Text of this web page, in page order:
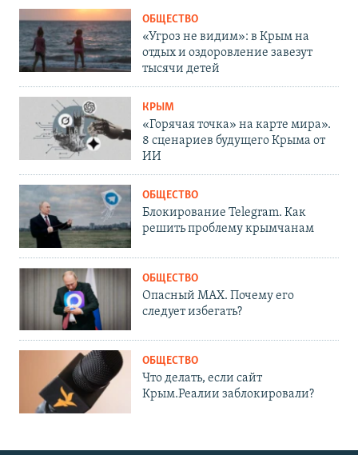
ОБЩЕСТВО
«Угроз не видим»: в Крым на
отдых и оздоровление завезут
тысячи детей
КРЫМ
«Горячая точка» на карте мира».
8 сценариев будущего Крыма от
ИИ
ОБЩЕСТВО
Блокирование Telegram. Как
решить проблему крымчанам
ОБЩЕСТВО
Опасный MAX. Почему его
следует избегать?
ОБЩЕСТВО
Что делать, если сайт
Крым.Реалии заблокировали?